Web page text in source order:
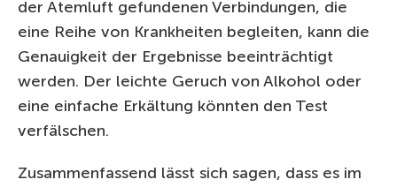
der Atemluft gefundenen Verbindungen, die
eine Reihe von Krankheiten begleiten, kann die
Genauigkeit der Ergebnisse beeinträchtigt
werden. Der leichte Geruch von Alkohol oder
eine einfache Erkältung könnten den Test
verfälschen.
Zusammenfassend lässt sich sagen, dass es im